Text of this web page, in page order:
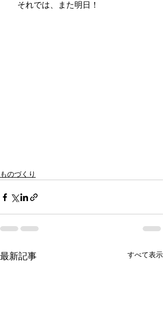
それでは、また明日！
ものづくり
最新記事 すべて表示